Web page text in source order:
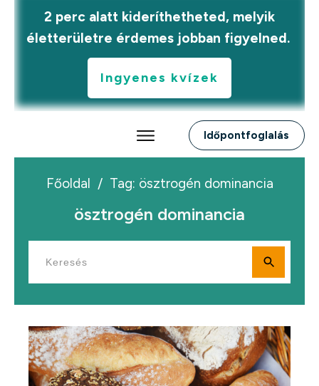
2 perc alatt kideríthetheted, melyik
életterületre érdemes jobban figyelned.
Ingyenes kvízek
Időpontfoglalás
Főoldal / Tag: ösztrogén dominancia
ösztrogén dominancia